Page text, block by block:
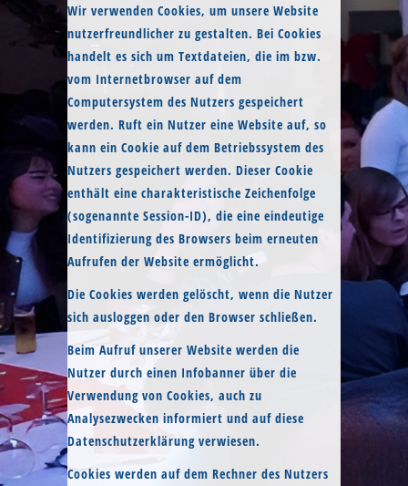
Wir verwenden Cookies, um unsere Website
nutzerfreundlicher zu gestalten. Bei Cookies
handelt es sich um Textdateien, die im bzw.
vom Internetbrowser auf dem
Computersystem des Nutzers gespeichert
werden. Ruft ein Nutzer eine Website auf, so
kann ein Cookie auf dem Betriebssystem des
Nutzers gespeichert werden. Dieser Cookie
enthält eine charakteristische Zeichenfolge
(sogenannte Session-ID), die eine eindeutige
Identifizierung des Browsers beim erneuten
Aufrufen der Website ermöglicht.
Die Cookies werden gelöscht, wenn die Nutzer
sich ausloggen oder den Browser schließen.
Beim Aufruf unserer Website werden die
Nutzer durch einen Infobanner über die
Verwendung von Cookies, auch zu
Analysezwecken informiert und auf diese
Datenschutzerklärung verwiesen.
Cookies werden auf dem Rechner des Nutzers